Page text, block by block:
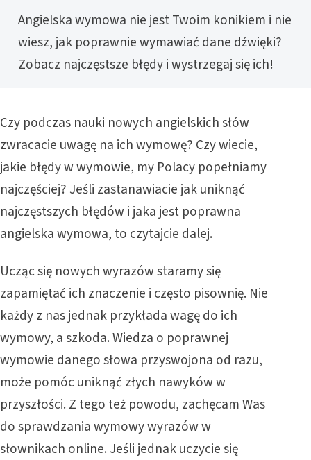
Angielska wymowa nie jest Twoim konikiem i nie
wiesz, jak poprawnie wymawiać dane dźwięki?
Zobacz najczęstsze błędy i wystrzegaj się ich!
Czy podczas nauki nowych angielskich słów
zwracacie uwagę na ich wymowę? Czy wiecie,
jakie błędy w wymowie, my Polacy popełniamy
najczęściej? Jeśli zastanawiacie jak uniknąć
najczęstszych błędów i jaka jest poprawna
angielska wymowa, to czytajcie dalej.
Ucząc się nowych wyrazów staramy się
zapamiętać ich znaczenie i często pisownię. Nie
każdy z nas jednak przykłada wagę do ich
wymowy, a szkoda. Wiedza o poprawnej
wymowie danego słowa przyswojona od razu,
może pomóc uniknąć złych nawyków w
przyszłości. Z tego też powodu, zachęcam Was
do sprawdzania wymowy wyrazów w
słownikach online. Jeśli jednak uczycie się